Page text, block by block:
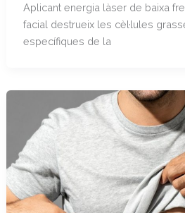
Aplicant energia làser de baixa
facial destrueix les cèl·lules
específiques de la